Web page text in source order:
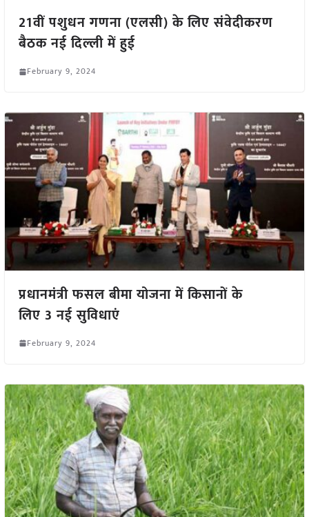
21वीं पशुधन गणना (एलसी) के लिए संवेदीकरण
बैठक नई दिल्ली में हुई
February 9, 2024
प्रधानमंत्री फसल बीमा योजना में किसानों के
लिए 3 नई सुविधाएं
February 9, 2024